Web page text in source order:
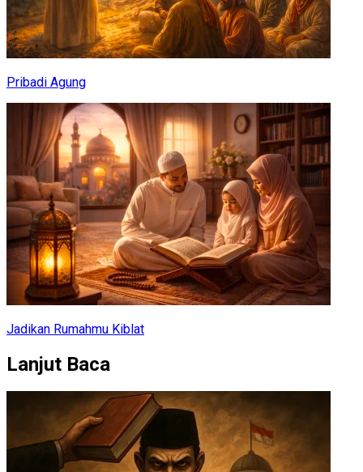
Pribadi Agung
Jadikan Rumahmu Kiblat
Lanjut Baca